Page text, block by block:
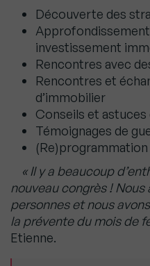
Découverte des
investissement
Rencontres avec
Rencontres et
d’immobilier
Conseils et astuces
Témoignages de
« Il y a beaucoup
nouveau congrès !
personnes et nous
la prévente du mois de
Etienne.